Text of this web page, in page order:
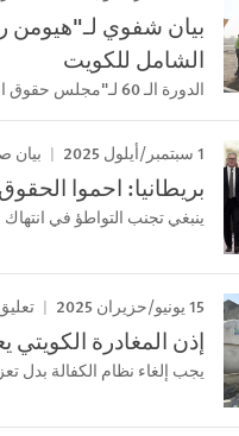
الشامل للكويت
الدورة الـ 60 لـ"مجلس حقوق الإنسان التابع للأمم المتحدة"
1 سبتمبر/أيلول 2025 بيان
بريطانيا: احموا
ينبغي تجنب التواطؤ في
15 يونيو/حزيران 2025
إذن المغادرة
يجب إلغاء نظام الكفالة بدل